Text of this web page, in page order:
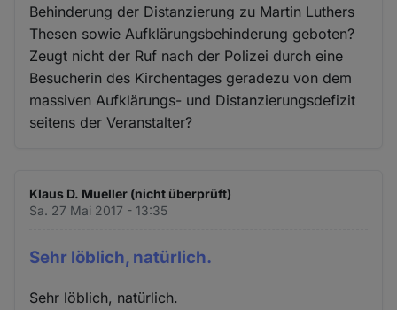
Behinderung der Distanzierung zu Martin Luthers
Thesen sowie Aufklärungsbehinderung geboten?
Zeugt nicht der Ruf nach der Polizei durch eine
Besucherin des Kirchentages geradezu von dem
massiven Aufklärungs- und Distanzierungsdefizit
seitens der Veranstalter?
Klaus D. Mueller (nicht überprüft)
Sa. 27 Mai 2017 - 13:35
Sehr löblich, natürlich.
Sehr löblich, natürlich.